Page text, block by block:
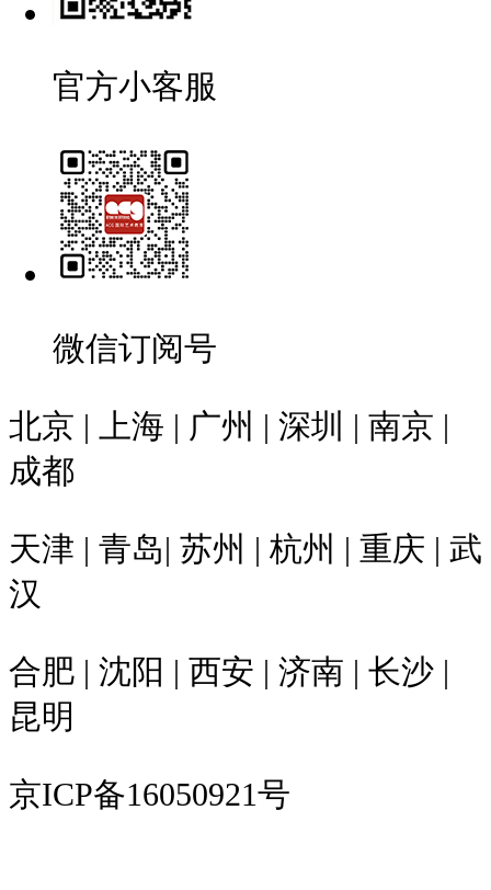
官方小客服
微信订阅号
北京 | 上海 | 广州 | 深圳 | 南京 |
成都
天津 | 青岛| 苏州 | 杭州 | 重庆 | 武
汉
合肥 | 沈阳 | 西安 | 济南 | 长沙 |
昆明
京ICP备16050921号